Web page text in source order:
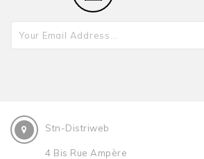
Stn-Distriweb
4 Bis Rue Ampère